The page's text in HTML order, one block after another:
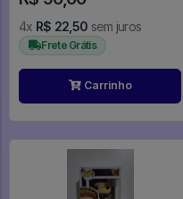
4x R$ 22,50 sem juros
Frete Grátis
Carrinho